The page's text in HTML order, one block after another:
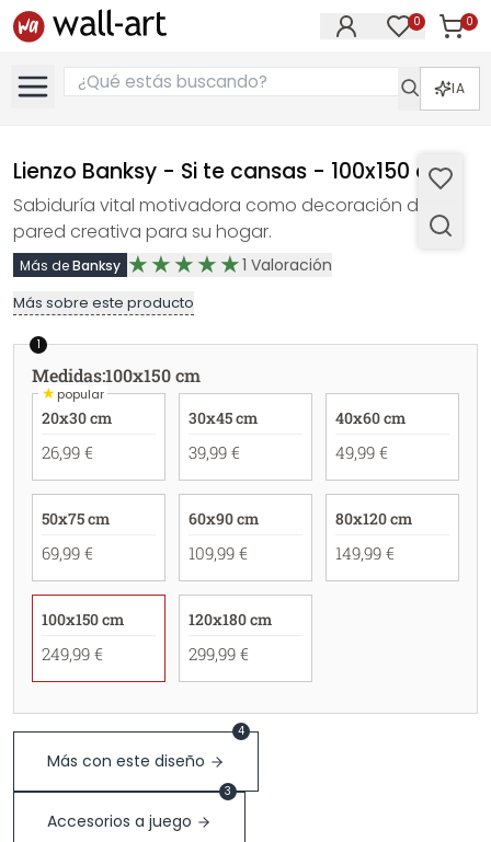
0 0
IA
Lienzo Banksy - Si te cansas - 100x150 cm
Sabiduría vital motivadora como decoración de
pared creativa para su hogar.
Más deBanksy 1 Valoración
Más sobre este producto
1
Medidas:100x150 cm
★popular
20x30 cm
26,99 €
30x45 cm
39,99 €
40x60 cm
49,99 €
50x75 cm
69,99 €
60x90 cm
109,99 €
80x120 cm
149,99 €
100x150 cm
249,99 €
120x180 cm
299,99 €
Más con este diseño
4
Accesorios a juego
3